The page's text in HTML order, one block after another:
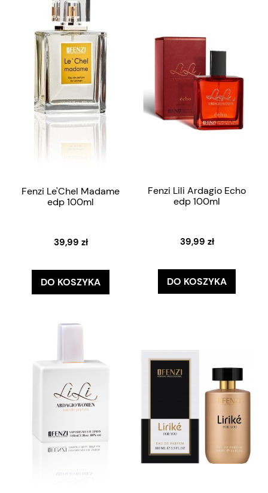
Fenzi Le'Chel Madame
edp 100ml
39,99 zł
DO KOSZYKA
Fenzi Lili Ardagio Echo
edp 100ml
39,99 zł
DO KOSZYKA